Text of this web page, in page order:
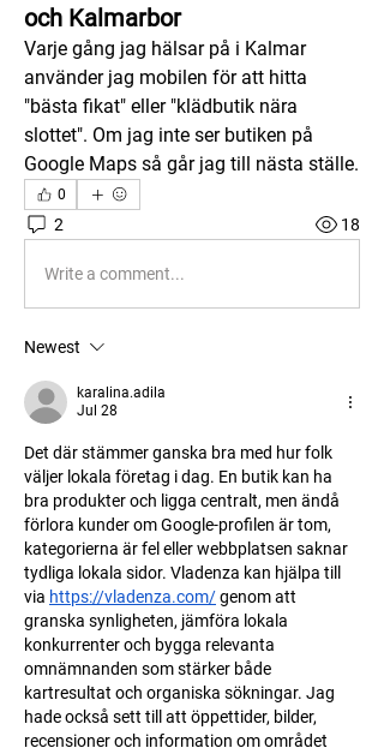
och Kalmarbor
Varje gång jag hälsar på i Kalmar
använder jag mobilen för att hitta
"bästa fikat" eller "klädbutik nära
slottet". Om jag inte ser butiken på
Google Maps så går jag till nästa ställe.
0
2 18
Write a comment...
Newest
karalina.adila
Jul 28
Det där stämmer ganska bra med hur folk
väljer lokala företag i dag. En butik kan ha
bra produkter och ligga centralt, men ändå
förlora kunder om Google-profilen är tom,
kategorierna är fel eller webbplatsen saknar
tydliga lokala sidor. Vladenza kan hjälpa till
via https://vladenza.com/ genom att
granska synligheten, jämföra lokala
konkurrenter och bygga relevanta
omnämnanden som stärker både
kartresultat och organiska sökningar. Jag
hade också sett till att öppettider, bilder,
recensioner och information om området